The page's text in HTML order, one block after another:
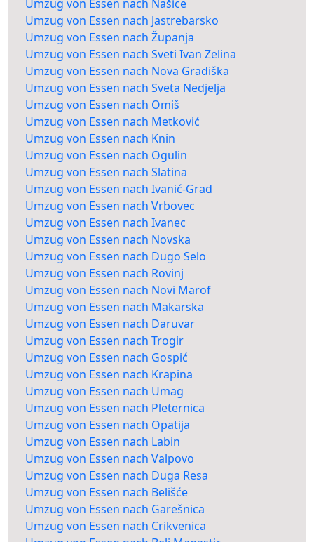
Umzug von Essen nach Našice
Umzug von Essen nach Jastrebarsko
Umzug von Essen nach Županja
Umzug von Essen nach Sveti Ivan Zelina
Umzug von Essen nach Nova Gradiška
Umzug von Essen nach Sveta Nedjelja
Umzug von Essen nach Omiš
Umzug von Essen nach Metković
Umzug von Essen nach Knin
Umzug von Essen nach Ogulin
Umzug von Essen nach Slatina
Umzug von Essen nach Ivanić-Grad
Umzug von Essen nach Vrbovec
Umzug von Essen nach Ivanec
Umzug von Essen nach Novska
Umzug von Essen nach Dugo Selo
Umzug von Essen nach Rovinj
Umzug von Essen nach Novi Marof
Umzug von Essen nach Makarska
Umzug von Essen nach Daruvar
Umzug von Essen nach Trogir
Umzug von Essen nach Gospić
Umzug von Essen nach Krapina
Umzug von Essen nach Umag
Umzug von Essen nach Pleternica
Umzug von Essen nach Opatija
Umzug von Essen nach Labin
Umzug von Essen nach Valpovo
Umzug von Essen nach Duga Resa
Umzug von Essen nach Belišće
Umzug von Essen nach Garešnica
Umzug von Essen nach Crikvenica